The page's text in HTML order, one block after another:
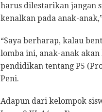
harus dilestarikan jangan
kenalkan pada anak-
“Saya berharap, kalau
lomba ini, anak-anak
pendidikan tentang P5
Peni.
Adapun dari kelompok